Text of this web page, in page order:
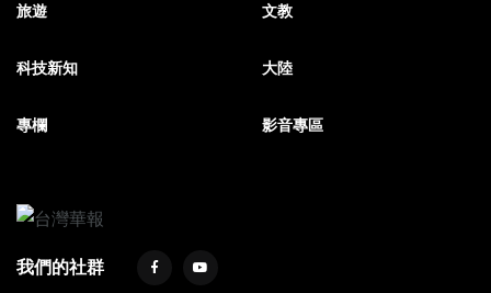
旅遊 文教
科技新知 大陸
專欄 影音專區
我們的社群